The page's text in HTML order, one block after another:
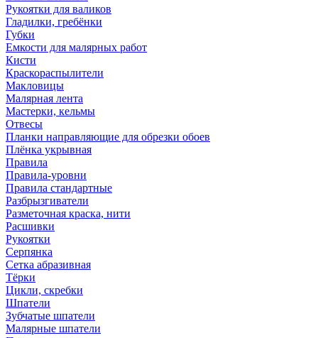
Рукоятки для валиков
Гладилки, гребёнки
Губки
Емкости для малярных работ
Кисти
Краскораспылители
Макловицы
Малярная лента
Мастерки, кельмы
Отвесы
Планки направляющие для обрезки обоев
Плёнка укрывная
Правила
Правила-уровни
Правила стандартные
Разбрызгиватели
Разметочная краска, нити
Расшивки
Рукоятки
Серпянка
Сетка абразивная
Тёрки
Цикли, скребки
Шпатели
Зубчатые шпатели
Малярные шпатели